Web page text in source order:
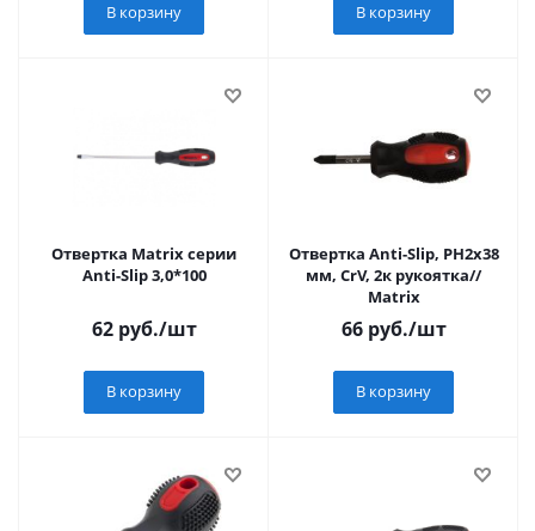
В корзину В корзину
Отвертка Matrix серии
Anti-Slip 3,0*100
62руб./шт
В корзину
Отвертка Anti-Slip, PH2х38
мм, CrV, 2к рукоятка//
Matrix
66руб./шт
В корзину